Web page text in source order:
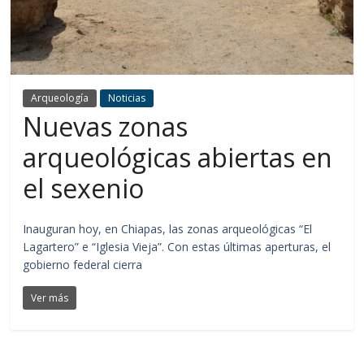
Arqueología Noticias
Nuevas zonas
arqueológicas abiertas en
el sexenio
Inauguran hoy, en Chiapas, las zonas arqueológicas “El
Lagartero” e “Iglesia Vieja”. Con estas últimas aperturas, el
gobierno federal cierra
Ver más